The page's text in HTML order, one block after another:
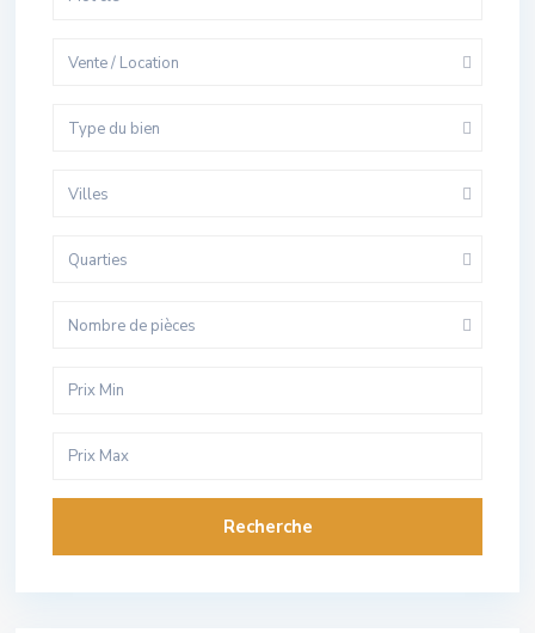
Vente / Location
Type du bien
Villes
Quarties
Nombre de pièces
Recherche